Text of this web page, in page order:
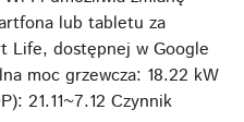
lub tabletu za
Life, dostępnej w Google
moc grzewcza: 18.22 kW
21.11~7.12 Czynnik